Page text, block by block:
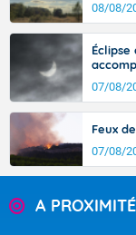
08/08/
Éclipse
07/08/
Feux
07/08/
A